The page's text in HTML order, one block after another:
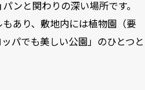
ンと関わりの深い場所です。
あり、敷地内には植物園（要
パでも美しい公園」のひとつと